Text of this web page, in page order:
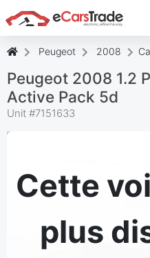
Installez l'application
la à votre écran
Peugeot 2008
Peugeot 2008 1.2
Active Pack 5d
Unit #7151633
Cette
plus